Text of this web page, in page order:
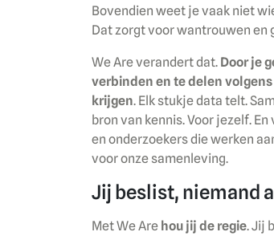
Bovendien weet je vaak niet
Dat zorgt voor wantrouwen en
We Are verandert dat. Door je
verbinden en te delen
krijgen. Elk stukje data telt.
bron van kennis. Voor jezelf.
en onderzoekers die werken
voor onze samenleving.
Jij beslist, niemand
Met We Are hou jij de regie. Jij